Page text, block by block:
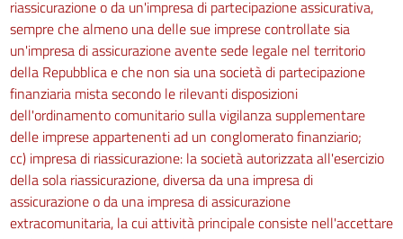
riassicurazione o da un'impresa di partecipazione assicurativa,
sempre che almeno una delle sue imprese controllate sia
un'impresa di assicurazione avente sede legale nel territorio
della Repubblica e che non sia una società di partecipazione
finanziaria mista secondo le rilevanti disposizioni
dell'ordinamento comunitario sulla vigilanza supplementare
delle imprese appartenenti ad un conglomerato finanziario;
cc) impresa di riassicurazione: la società autorizzata all'esercizio
della sola riassicurazione, diversa da una impresa di
assicurazione o da una impresa di assicurazione
extracomunitaria, la cui attività principale consiste nell'accettare